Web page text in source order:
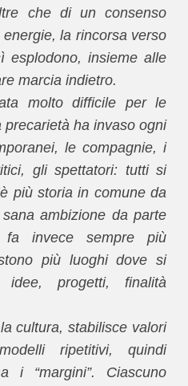
che di un consenso
la rincorsa verso
esplodono, insieme alle
marcia indietro.
molto difficile per le
ha invaso ogni
le compagnie, i
gli spettatori: tutti si
più storia in comune da
ambizione da parte
invece sempre più
più luoghi dove si
progetti, finalità
cultura, stabilisce valori
ripetitivi, quindi
i “margini”. Ciascuno